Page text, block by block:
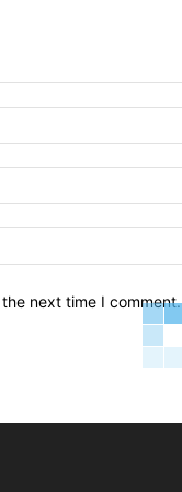
next time I comment.